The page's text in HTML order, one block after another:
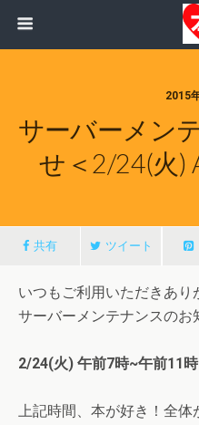
2015
サーバーメン
せ＜2/24(火)
共有 ツイート
いつもご利用いただきあり
サーバーメンテナンスのお
2/24(火) 午前7時~午前11時
上記時間、本が好き！全